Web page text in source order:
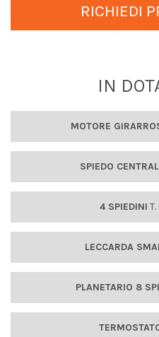
RICHIEDI
IN
MOTORE
SPIEDO
4 SPIEDINI
LECCARDA
PLANETARIO 8